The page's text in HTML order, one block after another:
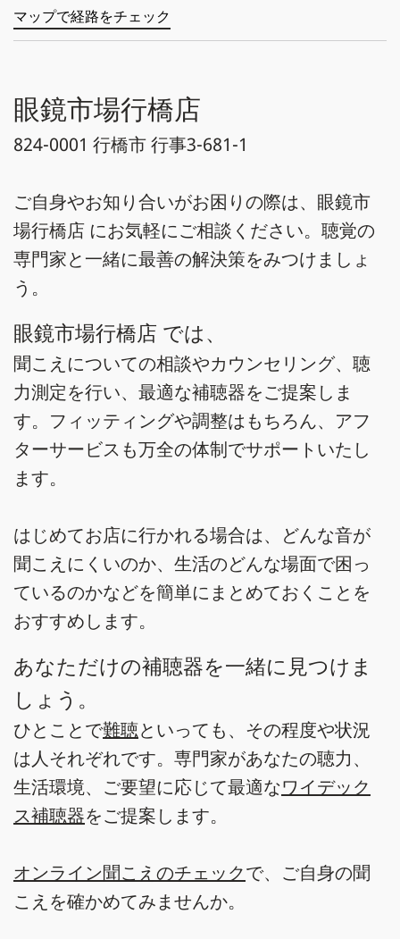
マップで経路をチェック
眼鏡市場行橋店
824-0001 行橋市 行事3-681-1
ご自身やお知り合いがお困りの際は、眼鏡市
場行橋店 にお気軽にご相談ください。聴覚の
専門家と一緒に最善の解決策をみつけましょ
う。
眼鏡市場行橋店 では、
聞こえについての相談やカウンセリング、聴
力測定を行い、最適な補聴器をご提案しま
す。フィッティングや調整はもちろん、アフ
ターサービスも万全の体制でサポートいたし
ます。
はじめてお店に行かれる場合は、どんな音が
聞こえにくいのか、生活のどんな場面で困っ
ているのかなどを簡単にまとめておくことを
おすすめします。
あなただけの補聴器を一緒に見つけま
しょう。
ひとことで難聴といっても、その程度や状況
は人それぞれです。専門家があなたの聴力、
生活環境、ご要望に応じて最適なワイデック
ス補聴器をご提案します。
オンライン聞こえのチェックで、ご自身の聞
こえを確かめてみませんか。